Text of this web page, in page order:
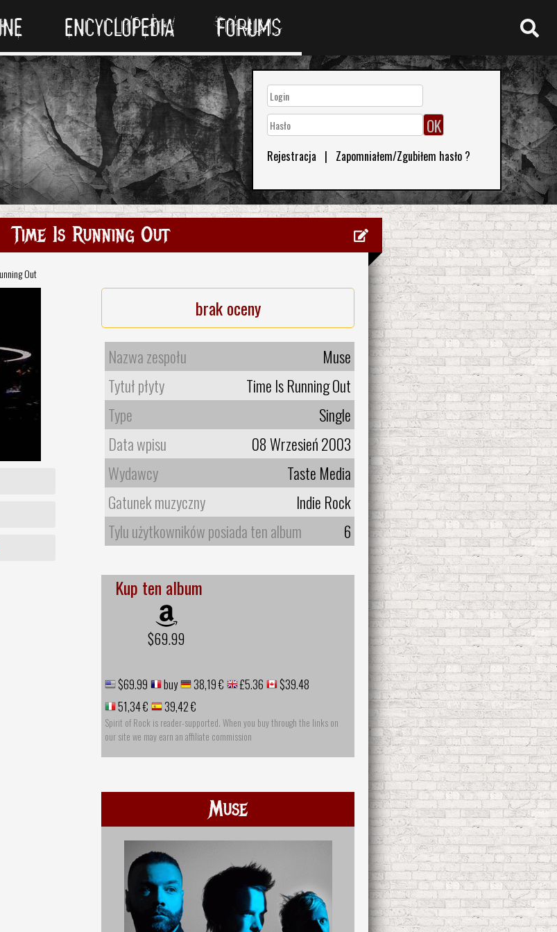
ENCYCLOPEDIA FORUMS
Rejestracja | Zapomniałem/Zgubiłem hasło ?
Time Is Running Out
Out
brak oceny
Nazwa zespołu
Muse
Tytuł płyty
Time Is Running Out
Type
Single
Data wpisu
08 Wrzesień 2003
Wydawcy
Taste Media
Gatunek muzyczny
Indie Rock
Tylu użytkowników posiada ten album
6
Kup ten album
$69.99
$69.99 buy 38,19 € £5.36
$39.48
51,34 €
39,42 €
Spirit of Rock is reader-supported. When you buy through the links on
our site we may earn an affiliate commission
Muse